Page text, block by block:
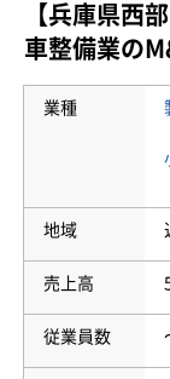
【兵庫県西
車整備業の
業種
地域
売上高
従業員数